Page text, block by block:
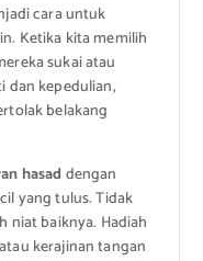
cara untuk
Ketika kita memilih
sukai atau
dan kepedulian,
belakang
hasad dengan
yang tulus. Tidak
niat baiknya. Hadiah
kerajinan tangan